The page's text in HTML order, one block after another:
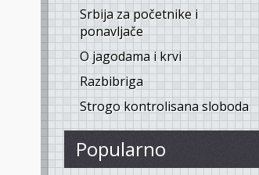
Srbija za početnike i
ponavljače
O jagodama i krvi
Razbibriga
Strogo kontrolisana sloboda
Popularno